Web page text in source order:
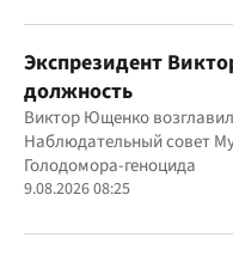
Экспрезидент
должность
Виктор Ющенко возглавил
Наблюдательный совет
Голодомора-геноцида
9.08.2026 08:25